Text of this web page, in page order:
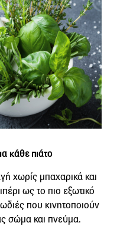
κάθε πιάτο
χωρίς μπαχαρικά και
ως το πιο εξωτικό
που κινητοποιούν
σώμα και πνεύμα.